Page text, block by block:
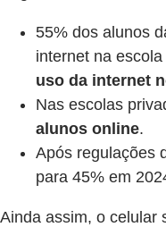
55% dos alunos
internet na
uso da internet
Nas escolas
alunos online.
Após regulações
para 45% em
Ainda assim, o celular